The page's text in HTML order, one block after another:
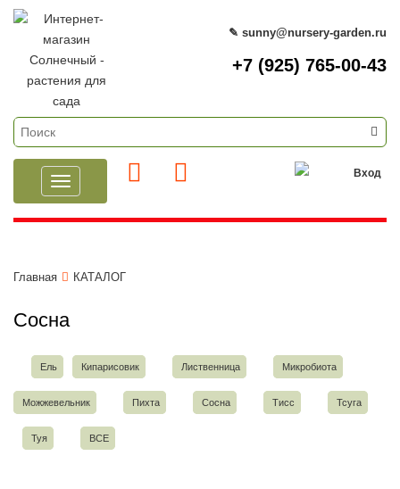
✎ sunny@nursery-garden.ru
+7 (925) 765-00-43
Вход
Toggle
navigation
Главная КАТАЛОГ
Сосна
Ель Кипарисовик Лиственница Микробиота
Можжевельник Пихта Сосна Тисс Тсуга
Туя ВСЕ